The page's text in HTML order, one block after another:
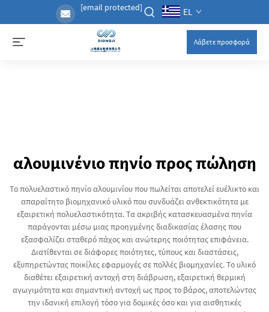
[email protected] EL
Λάβετε προσφορά
αλουμινένιο πηνίο προς πώληση
Το πολυελαστικό πηνίο αλουμινίου που πωλείται αποτελεί ευέλικτο και
απαραίτητο βιομηχανικό υλικό που συνδυάζει ανθεκτικότητα με
εξαιρετική πολυελαστικότητα. Τα ακριβής κατασκευασμένα πηνία
παράγονται μέσω μιας προηγμένης διαδικασίας έλασης που
εξασφαλίζει σταθερό πάχος και ανώτερης ποιότητας επιφάνεια.
Διατίθενται σε διάφορες ποιότητες, τύπους και διαστάσεις,
εξυπηρετώντας ποικίλες εφαρμογές σε πολλές βιομηχανίες. Το υλικό
διαθέτει εξαιρετική αντοχή στη διάβρωση, εξαιρετική θερμική
αγωγιμότητα και σημαντική αντοχή ως προς το βάρος, αποτελώντας
την ιδανική επιλογή τόσο για δομικές όσο και για αισθητικές